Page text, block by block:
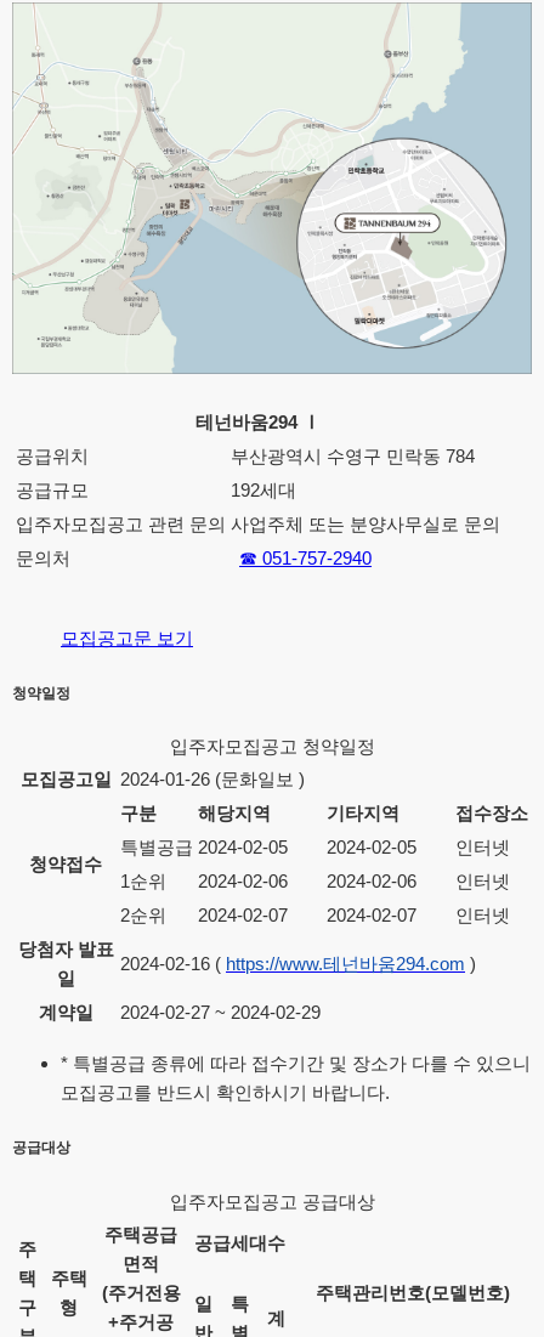
테넌바움294 Ⅰ
공급위치
부산광역시 수영구 민락동 784
공급규모
192세대
입주자모집공고 관련 문의 사업주체 또는 분양사무실로 문의
문의처
☎ 051-757-2940
모집공고문 보기
청약일정
입주자모집공고 청약일정
모집공고일 2024-01-26 (문화일보 )
청약접수
구분 해당지역 기타지역
접수장소
특별공급 2024-02-05 2024-02-05
인터넷
1순위
2024-02-06 2024-02-06
인터넷
2순위
2024-02-07 2024-02-07
인터넷
당첨자 발표
일
2024-02-16 ( https://www.테넌바움294.com )
계약일 2024-02-27 ~ 2024-02-29
* 특별공급 종류에 따라 접수기간 및 장소가 다를 수 있으니
모집공고를 반드시 확인하시기 바랍니다.
공급대상
입주자모집공고 공급대상
주
택
구
주택
형
주택공급
면적
(주거전용
+주거공
공급세대수
주택관리번호(모델번호)
일
반
특
별
계